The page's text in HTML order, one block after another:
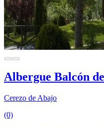
Albergue Balcón
Cerezo de Abajo
(0)